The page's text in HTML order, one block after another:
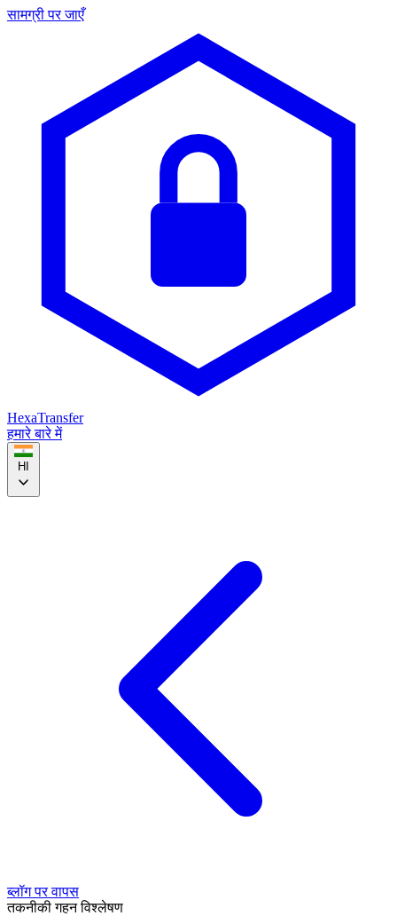
सामग्री पर जाएँ
HexaTransfer
हमारे बारे में
HI
ब्लॉग पर वापस
तकनीकी गहन विश्लेषण